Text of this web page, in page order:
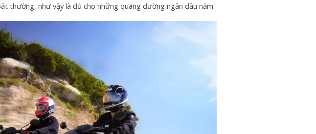
thường, như vậy là đủ cho những quãng đường ngắn đầu năm.